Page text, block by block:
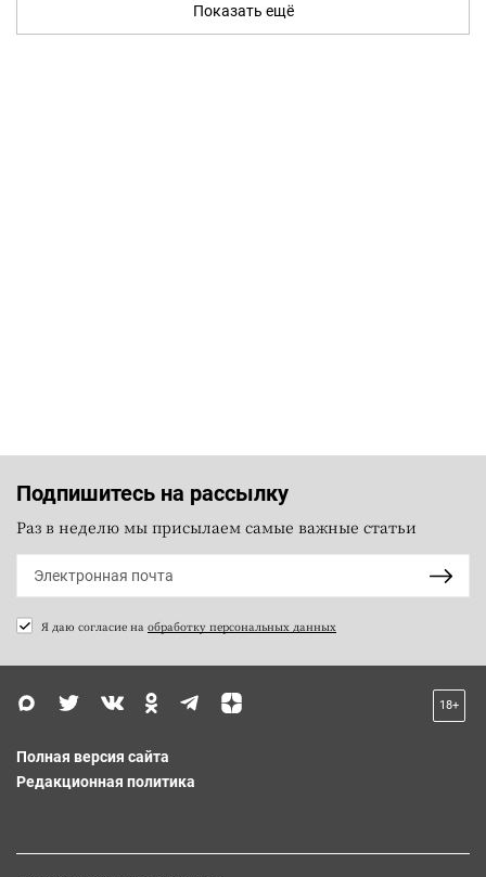
Показать ещё
Подпишитесь на рассылку
Раз в неделю мы присылаем самые важные статьи
Я даю согласие на обработку персональных данных
18+
Полная версия сайта
Редакционная политика